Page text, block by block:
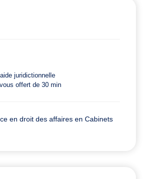
juridictionnelle
offert de 30 min
en droit des affaires en Cabinets